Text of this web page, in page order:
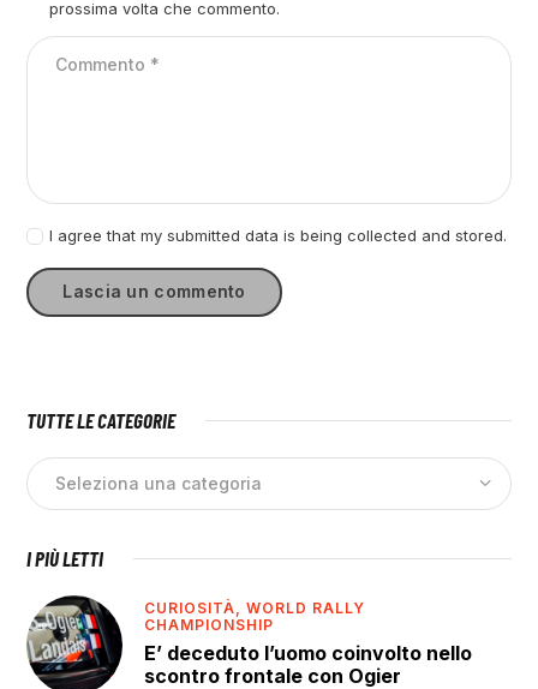
prossima volta che commento.
I agree that my submitted data is being collected and stored.
TUTTE LE CATEGORIE
I PIÙ LETTI
CURIOSITÀ,WORLD RALLY
CHAMPIONSHIP
E’ deceduto l’uomo coinvolto nello
scontro frontale con Ogier